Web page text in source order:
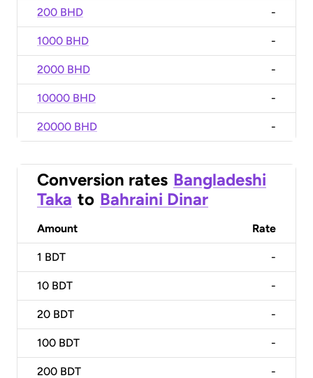
200 BHD -
1000 BHD -
2000 BHD -
10000 BHD -
20000 BHD -
Conversion rates Bangladeshi
Taka to Bahraini Dinar
Amount Rate
1 BDT -
10 BDT -
20 BDT -
100 BDT -
200 BDT -